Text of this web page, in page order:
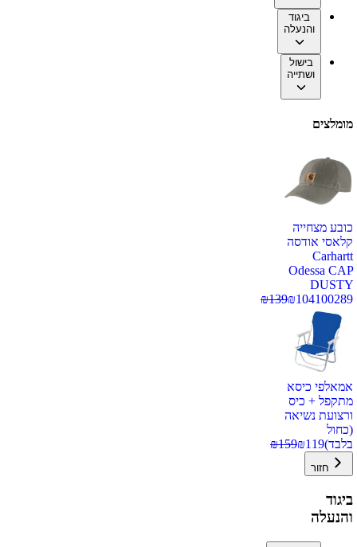
ביגוד
והנעלה
בישול
ושתייה
מומלצים
כובע מצחייה
קלאסי אודסה
Carhartt
Odessa CAP
DUSTY
100289
₪104
₪139
אמאלפי כיסא
מתקפל + כיס
ורצועת נשיאה
(כחול
בלבד)
₪119
₪159
חזור
ביגוד
והנעלה